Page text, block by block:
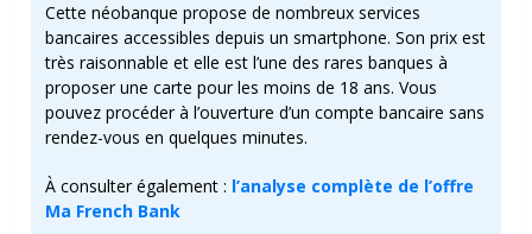
Cette néobanque propose de nombreux services
bancaires accessibles depuis un smartphone. Son prix est
très raisonnable et elle est l’une des rares banques à
proposer une carte pour les moins de 18 ans. Vous
pouvez procéder à l’ouverture d’un compte bancaire sans
rendez-vous en quelques minutes.
À consulter également : l’analyse complète de l’offre
Ma French Bank